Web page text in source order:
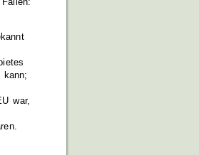
kann;
war,